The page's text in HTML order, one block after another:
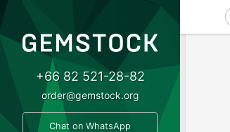
+66 82 521-28-82
order@gemstock.org
Chat on WhatsApp